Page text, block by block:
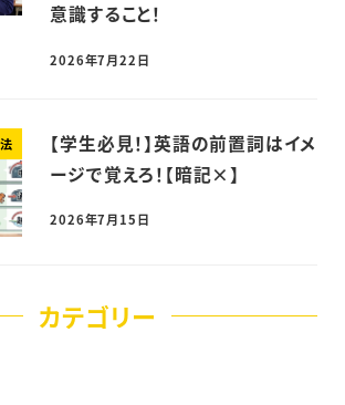
意識すること！
2026年7月22日
【学生必見！】英語の前置詞はイメ
ージで覚えろ！【暗記×】
2026年7月15日
カテゴリー